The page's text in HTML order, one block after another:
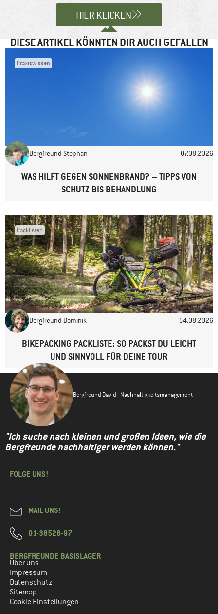
HIER KLICKEN
DIESE ARTIKEL KÖNNTEN DIR AUCH GEFALLEN
Praxiswissen
Bergfreund Stephan 07.08.2026
WAS HILFT GEGEN SONNENBRAND? – TIPPS VON
SCHUTZ BIS BEHANDLUNG
Packlisten
Bergfreund Dominik 04.08.2026
BIKEPACKING PACKLISTE: SO PACKST DU LEICHT
UND SINNVOLL FÜR DEINE TOUR
Bergfreund David - Nachhaltigkeitsmanagement
"Ich suche nach kleinen und großen Ideen, wie die
Bergfreunde nachhaltiger werden können."
FOLGE UNS!
MAIL UNS!
01-38528-97
BERGFREUNDE BASISLAGER
Über uns
Impressum
Datenschutz
Sitemap
Cookie Einstellungen